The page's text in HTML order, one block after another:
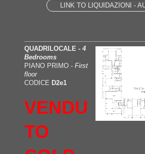
LINK TO LIQUIDAZIONI -
QUADRILOCALE - 4
Bedrooms
PIANO PRIMO - First
floor
CODICE D2e1
VENDU
TO